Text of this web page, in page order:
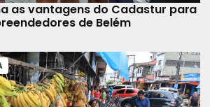
as vantagens do Cadastur para
de Belém